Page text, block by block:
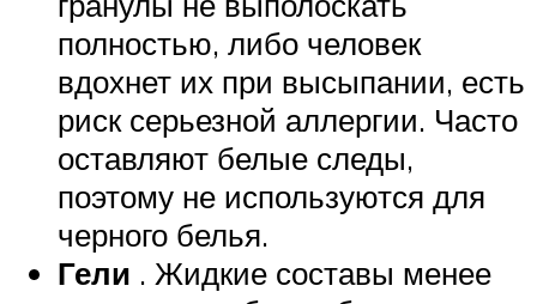
полностью, либо человек
вдохнет их при высыпании, есть
риск серьезной аллергии. Часто
оставляют белые следы,
поэтому не используются для
черного белья.
Гели . Жидкие составы менее